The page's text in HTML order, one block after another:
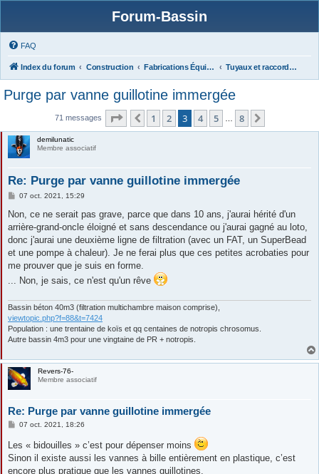
Forum-Bassin
FAQ
Index du forum Construction Fabrications Équipements (filtres, matériels, protections...), Tuyaux et raccords, Bondes de fond, Evacuations
Purge par vanne guillotine immergée
71 messages Page sur8
Précédente
1 2 3 4 5 8
demilunatic
Membre associatif
Re: Purge par vanne guillotine immergée
M
s
a
g
07 oct. 2021, 15:29
Non, ce ne serait pas grave, parce que dans 10 ans, j'aurai hérité d'un
arrière-grand-oncle éloigné et sans descendance ou j'aurai gagné au loto,
donc j'aurai une deuxième ligne de filtration (avec un FAT, un SuperBead
et une pompe à chaleur). Je ne ferai plus que ces petites acrobaties pour
me prouver que je suis en forme.
... Non, je sais, ce n'est qu'un rêve
Bassin béton 40m3 (filtration multichambre maison comprise),
viewtopic.php?f=88&t=7424
Population : une trentaine de koïs et qq centaines de notropis chrosomus.
Autre bassin 4m3 pour une vingtaine de PR + notropis.
Revers-76-
Membre associatif
Re: Purge par vanne guillotine immergée
M
s
a
07 oct. 2021, 18:26
Les « bidouilles » c’est pour dépenser moins
Sinon il existe aussi les vannes à bille entièrement en plastique, c’est
encore plus pratique que les vannes guillotines.